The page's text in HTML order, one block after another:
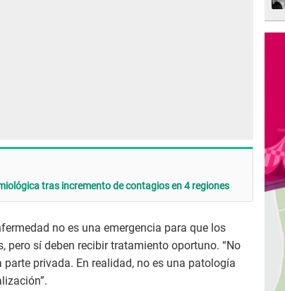
tras incremento de contagios en 4 regiones
no es una emergencia para que los
pero sí deben recibir tratamiento oportuno. “No
privada. En realidad, no es una patología